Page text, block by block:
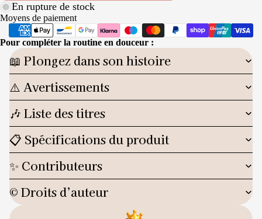
En rupture de stock
Moyens de paiement
Pour compléter la routine en douceur :
📖 Plongez dans son histoire
⚠️ Avertissements
🎶 Liste des titres
📋 Spécifications du produit
✨ Contributeurs
© Droits d’auteur